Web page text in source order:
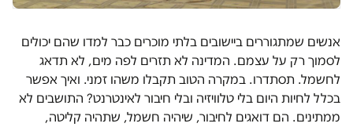
אנשים שמתגוררים ביישובים בלתי מוכרים כבר למדו שהם יכולים
לסמוך רק על עצמם. המדינה לא תזרים לפה מים, לא תדאג
לחשמל. תסתדרו. במקרה הטוב תקבלו משהו זמני. ואיך אפשר
בכלל לחיות היום בלי טלוויזיה ובלי חיבור לאינטרנט? התושבים לא
ממתינים. הם דואגים לחיבור, שיהיה חשמל, שתהיה קליטה,